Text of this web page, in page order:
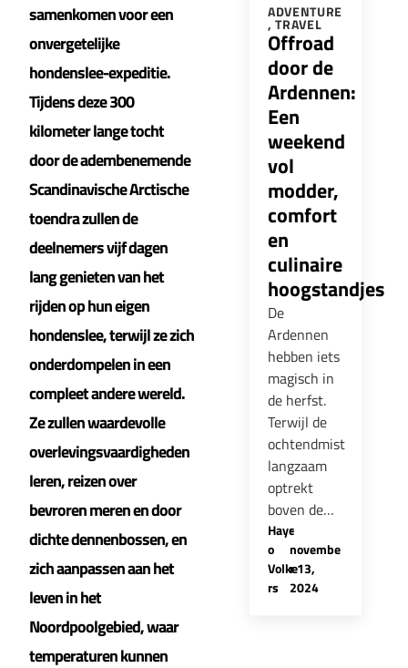
samenkomen voor een
onvergetelijke
hondenslee-expeditie.
Tijdens deze 300
kilometer lange tocht
door de adembenemende
Scandinavische Arctische
toendra zullen de
deelnemers vijf dagen
lang genieten van het
rijden op hun eigen
hondenslee, terwijl ze zich
onderdompelen in een
compleet andere wereld.
Ze zullen waardevolle
overlevingsvaardigheden
leren, reizen over
bevroren meren en door
dichte dennenbossen, en
zich aanpassen aan het
leven in het
Noordpoolgebied, waar
temperaturen kunnen
ADVENTURE
,TRAVEL
Offroad
door de
Ardennen:
Een
weekend
vol
modder,
comfort
en
culinaire
hoogstandjes
De
Ardennen
hebben iets
magisch in
de herfst.
Terwijl de
ochtendmist
langzaam
optrekt
boven de…
Hayc
o
Volke
rs
-
novembe
r 13,
2024